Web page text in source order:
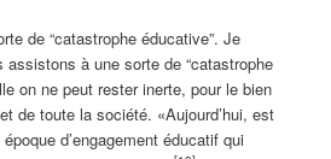
de “catastrophe éducative”. Je
assistons à une sorte de “catastrophe
on ne peut rester inerte, pour le bien
de toute la société. «Aujourd’hui, est
d’engagement éducatif qui